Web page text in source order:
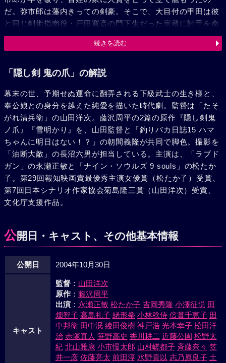
だ。弥市郎は藩内きっての剣豪。そこで、大目付の甲田は彼
と同じ剣術指南役・戸田寛斎の門下生だった宗蔵に討手を命
じた。果たして、宗蔵は弥市郎との戦いに挑むも、弥市郎の
命を奪ったのは――鉄砲隊の放った銃弾だった。侍らしい最
老の堀が夫・弥市郎の命乞いにやって来た桂の体を玩んだこ
った秘剣“鬼の爪”で堀の命を奪う。その後、侍の道を捨て蝦
夷へ旅立つ決意をした宗蔵は、きえに胸に秘めていた想いを
伝え、きえも宗蔵の気持ちを受け止めるのだった。
続きを読む
「隠し剣 鬼の爪」の解説
幕末の世、予期せぬ運命に翻弄される下級武士の生き様と、
奉公娘との身分を越えた純愛を描いた時代劇。監督は「たそ
がれ清兵衛」の山田洋次。藤沢周平の2篇の原作『隠し剣鬼
ノ爪』『雪明かり』を、山田監督と「釣りバカ日誌15 ハマ
ちゃんに明日はない！？」の朝間義隆が共同で脚色。撮影を
「油断大敵」の長沼六男が担当している。主演は、「ラブド
ガン」の永瀬正敏と「ナイン・ソウルズ 9 souls」の松たか
子。第29回報知映画賞最優秀主演女優賞（松たか子）受賞、
第7回日本シナリオ作家協会菊島隆三賞（山田洋次）受賞、
文化庁支援作品。
公開日・キャスト、その他基本情報
公開日 2004年10月30日
キャスト
監督： 山田洋次
原作： 藤沢周平
出演： 永瀬正敏 松たか子 吉岡秀隆 小澤征悦 田
畑智子 高島礼子 緒形拳 小林稔侍 倍賞千恵子 田
中邦衛 田中泯 綾田俊樹 神戸浩 光本幸子 松田洋
治 赤塚真人 笹野高史 香川耕二 近藤公園 松野太
紀 北山雅康 小市慢太郎 山村嵯都子 斉藤奈々 笠
井一彦 佐藤亮太 前田淳 水野貴以 志乃原良子 土